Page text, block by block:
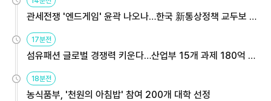
관세전쟁 '엔드게임' 윤곽 나오나…한국 新통상정책 교두보 활
용해야
17분전
섬유패션 글로벌 경쟁력 키운다…산업부 15개 과제 180억 지
원
18분전
농식품부, '천원의 아침밥' 참여 200개 대학 선정